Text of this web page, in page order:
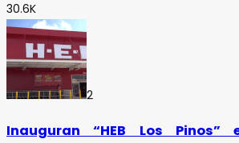
30.6K
2
Inauguran “HEB Los Pinos”